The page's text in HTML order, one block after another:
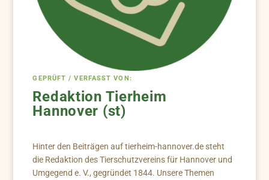
GEPRÜFT / VERFASST VON:
Redaktion Tierheim
Hannover (st)
Hinter den Beiträgen auf tierheim-hannover.de steht
die Redaktion des Tierschutzvereins für Hannover und
Umgegend e. V., gegründet 1844. Unsere Themen